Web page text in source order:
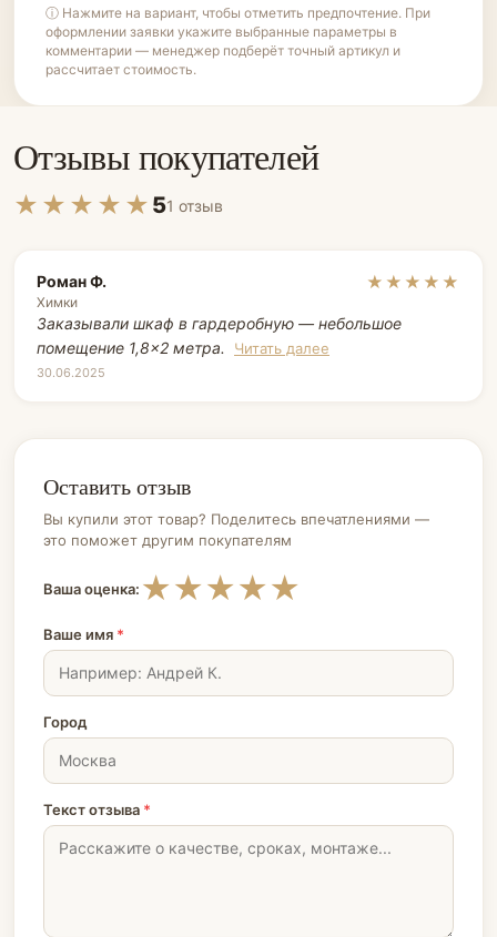
ⓘ Нажмите на вариант, чтобы отметить предпочтение. При
оформлении заявки укажите выбранные параметры в
комментарии — менеджер подберёт точный артикул и
рассчитает стоимость.
Отзывы покупателей
★★★★★ 51 отзыв
Роман Ф.
Химки
★★★★★
Заказывали шкаф в гардеробную — небольшое
помещение 1,8×2 метра.
Читать далее
30.06.2025
Оставить отзыв
Вы купили этот товар? Поделитесь впечатлениями —
это поможет другим покупателям
Ваша оценка: ★
★
★
★
★
Ваше имя *
Город
Текст отзыва *